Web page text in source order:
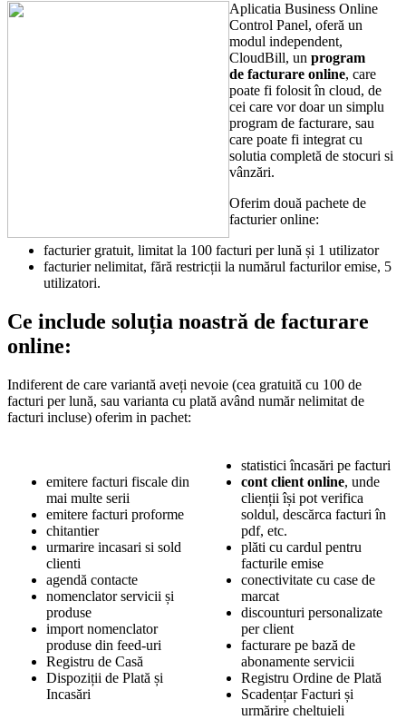
Aplicatia Business Online
Control Panel, oferă un
modul independent,
CloudBill, un program
de facturare online, care
poate fi folosit în cloud, de
cei care vor doar un simplu
program de facturare, sau
care poate fi integrat cu
solutia completă de stocuri si
vânzări.
Oferim două pachete de
facturier online:
facturier gratuit, limitat la 100 facturi per lună și 1 utilizator
facturier nelimitat, fără restricții la numărul facturilor emise, 5
utilizatori.
Ce include soluția noastră de facturare
online:
Indiferent de care variantă aveți nevoie (cea gratuită cu 100 de
facturi per lună, sau varianta cu plată având număr nelimitat de
facturi incluse) oferim in pachet:
emitere facturi fiscale din
mai multe serii
emitere facturi proforme
chitantier
urmarire incasari si sold
clienti
agendă contacte
nomenclator servicii și
produse
import nomenclator
produse din feed-uri
Registru de Casă
Dispoziții de Plată și
Incasări
statistici încasări pe facturi
cont client online, unde
clienții își pot verifica
soldul, descărca facturi în
pdf, etc.
plăti cu cardul pentru
facturile emise
conectivitate cu case de
marcat
discounturi personalizate
per client
facturare pe bază de
abonamente servicii
Registru Ordine de Plată
Scadențar Facturi și
urmărire cheltuieli